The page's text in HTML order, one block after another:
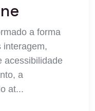
a forma
interagem,
acessibilidade
a
at...